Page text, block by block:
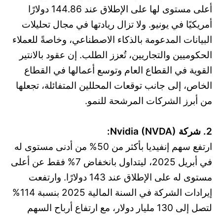
أعلى مستوى لها على الإطلاق عند 144.86 دولارًا
أمريكيًا في يونيو. ولا تزال ريادتها في مجال تحليلات
البيانات المدعومة بالذكاء الاصطناعي، وخاصةً للعملاء
الحكوميين والتجاريين، تُعزز الطلب. إن عقود بالانتير
القوية في القطاع العام وتوسع أعمالها في القطاع
الخاص، إلى جانب توقعات المحللين المتفائلة، تجعلها
من أبرز الشركات المرشحة للنمو.
2. شركة Nvidia (NVDA):
ارتفع سهم إنفيديا بأكثر من 50% من أدنى مستوى له
في أبريل 2025، ليتداول بانخفاض 7% فقط عن أعلى
مستوى له على الإطلاق عند 143 دولارًا. وارتفعت
إيرادات الشركة في السنة المالية 2025 بنسبة 114%
لتصل إلى 130 مليار دولار، مع ارتفاع أرباح السهم